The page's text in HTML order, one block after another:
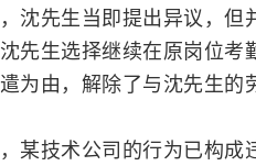
先生当即提出异议，但
先生选择继续在原岗位考
为由，解除了与沈先生的
某技术公司的行为已构成